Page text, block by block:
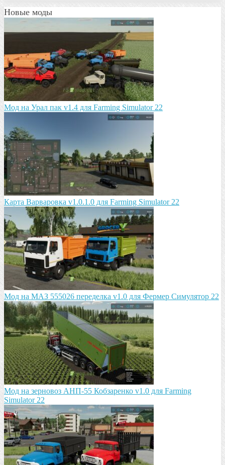
Новые моды
Мод на Урал пак v1.4 для Farming Simulator 22
Карта Варваровка v1.0.1.0 для Farming Simulator 22
Мод на МАЗ 555026 пeрeдeлка v1.0 для Фермер Симулятор 22
Мод на зeрновоз АНП-55 Кобзарeнко v1.0 для Farming
Simulator 22